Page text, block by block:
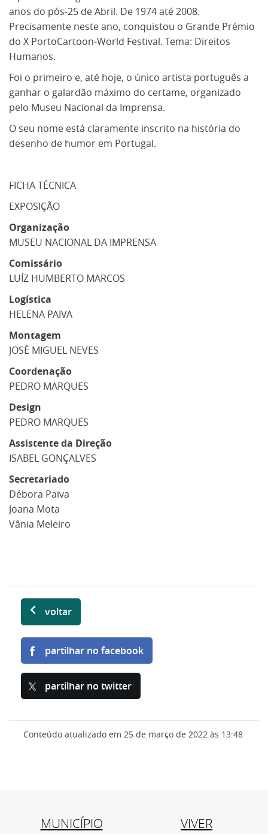
anos do pós-25 de Abril. De 1974 até 2008.
Precisamente neste ano, conquistou o Grande Prémio
do X PortoCartoon-World Festival. Tema: Direitos
Humanos.
Foi o primeiro e, até hoje, o único artista português a
ganhar o galardão máximo do certame, organizado
pelo Museu Nacional da Imprensa.
O seu nome está claramente inscrito na história do
desenho de humor em Portugal.
FICHA TÉCNICA
EXPOSIÇÃO
Organização
MUSEU NACIONAL DA IMPRENSA
Comissário
LUÍZ HUMBERTO MARCOS
Logística
HELENA PAIVA
Montagem
JOSÉ MIGUEL NEVES
Coordenação
PEDRO MARQUES
Design
PEDRO MARQUES
Assistente da Direção
ISABEL GONÇALVES
Secretariado
Débora Paiva
Joana Mota
Vânia Meleiro
voltar
partilhar no facebook
partilhar no twitter
Conteúdo atualizado em 25 de março de 2022 às 13:48
MUNICÍPIO
VIVER